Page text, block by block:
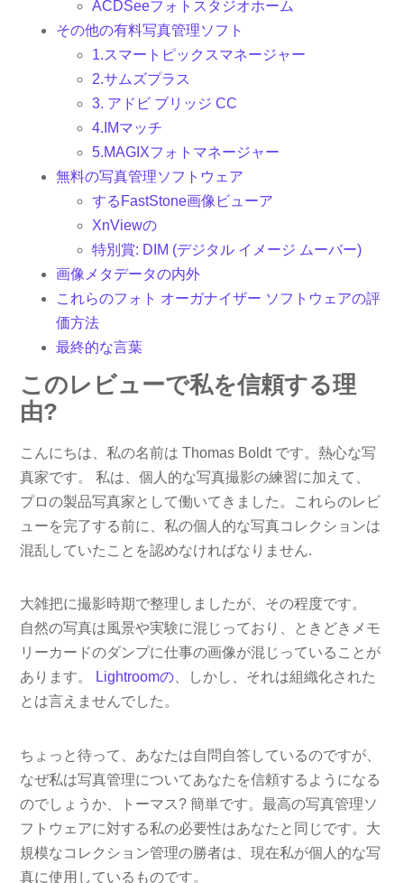
ACDSeeフォトスタジオホーム
その他の有料写真管理ソフト
1.スマートピックスマネージャー
2.サムズプラス
3. アドビ ブリッジ CC
4.IMマッチ
5.MAGIXフォトマネージャー
無料の写真管理ソフトウェア
するFastStone画像ビューア
XnViewの
特別賞: DIM (デジタル イメージ ムーバー)
画像メタデータの内外
これらのフォト オーガナイザー ソフトウェアの評
価方法
最終的な言葉
このレビューで私を信頼する理
由?
こんにちは、私の名前は Thomas Boldt です。熱心な写
真家です。 私は、個人的な写真撮影の練習に加えて、
プロの製品写真家として働いてきました。これらのレビ
ューを完了する前に、私の個人的な写真コレクションは
混乱していたことを認めなければなりません.
大雑把に撮影時期で整理しましたが、その程度です。
自然の写真は風景や実験に混じっており、ときどきメモ
リーカードのダンプに仕事の画像が混じっていることが
あります。 Lightroomの、しかし、それは組織化された
とは言えませんでした。
ちょっと待って、あなたは自問自答しているのですが、
なぜ私は写真管理についてあなたを信頼するようになる
のでしょうか、トーマス? 簡単です。最高の写真管理ソ
フトウェアに対する私の必要性はあなたと同じです。大
規模なコレクション管理の勝者は、現在私が個人的な写
真に使用しているものです。